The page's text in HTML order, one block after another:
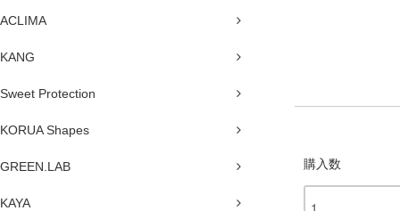
ACLIMA
KANG
Sweet Protection
KORUA Shapes
GREEN.LAB
KAYA
購入数